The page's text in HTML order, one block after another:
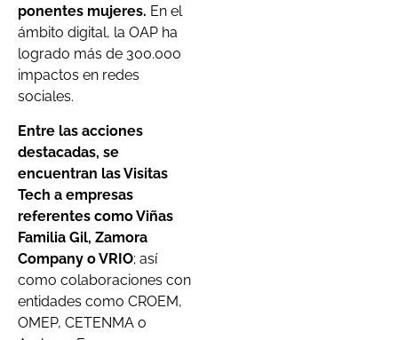
ponentes mujeres. En el
ámbito digital, la OAP ha
logrado más de 300.000
impactos en redes
sociales.
Entre las acciones
destacadas, se
encuentran las Visitas
Tech a empresas
referentes como Viñas
Familia Gil, Zamora
Company o VRIO; así
como colaboraciones con
entidades como CROEM,
OMEP, CETENMA o